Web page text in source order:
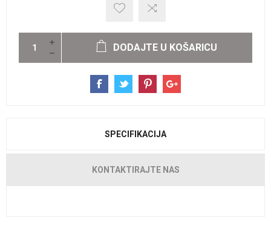
DODAJTE U KOŠARICU
SPECIFIKACIJA
KONTAKTIRAJTE NAS